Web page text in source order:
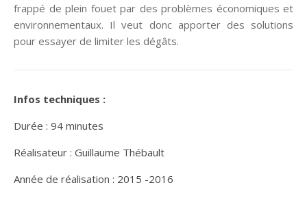
frappé de plein fouet par des problèmes économiques et
environnementaux. Il veut donc apporter des solutions
pour essayer de limiter les dégâts.
Infos techniques :
Durée : 94 minutes
Réalisateur : Guillaume Thébault
Année de réalisation : 2015 -2016